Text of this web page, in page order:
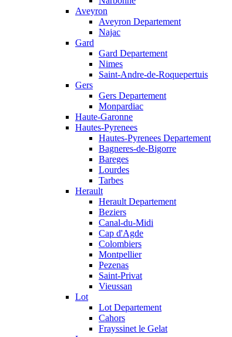
Aveyron
Aveyron Departement
Najac
Gard
Gard Departement
Nimes
Saint-Andre-de-Roquepertuis
Gers
Gers Departement
Monpardiac
Haute-Garonne
Hautes-Pyrenees
Hautes-Pyrenees Departement
Bagneres-de-Bigorre
Bareges
Lourdes
Tarbes
Herault
Herault Departement
Beziers
Canal-du-Midi
Cap d'Agde
Colombiers
Montpellier
Pezenas
Saint-Privat
Vieussan
Lot
Lot Departement
Cahors
Frayssinet le Gelat